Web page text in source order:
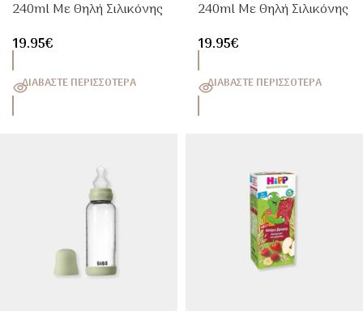
240ml Με Θηλή Σιλικόνης
19.95€
ΔΙΑΒΆΣΤΕ ΠΕΡΙΣΣΌΤΕΡΑ
240ml Με Θηλή Σιλικόνης
19.95€
ΔΙΑΒΆΣΤΕ ΠΕΡΙΣΣΌΤΕΡΑ